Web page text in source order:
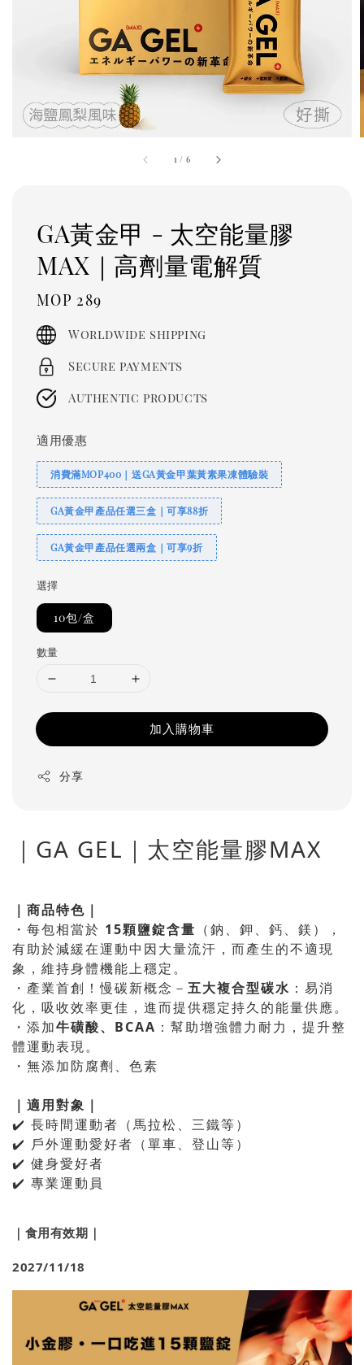
1 / 6
GA黃金甲 - 太空能量膠
MAX｜高劑量電解質
Regular
price
MOP 289
Worldwide shipping
Secure payments
Authentic products
適用優惠
消費滿MOP400｜送GA黃金甲葉黃素果凍體驗裝
GA黃金甲產品任選三盒｜可享88折
GA黃金甲產品任選兩盒｜可享9折
選擇
10包/盒
數量
加入購物車
分享
｜GA GEL｜太空能量膠MAX
｜商品特色｜
・每包相當於 15顆鹽錠含量 （鈉、鉀、鈣、鎂），
有助於減緩在運動中因大量流汗，而產生的不適現
象，維持身體機能上穩定。
・產業首創！慢碳新概念－ 五大複合型碳水 ：易消
化，吸收效率更佳，進而提供穩定持久的能量供應。
・添加牛磺酸、BCAA ：幫助增強體力耐力，提升整
體運動表現。
・無添加防腐劑、色素
｜適用對象｜
✔️ 長時間運動者（馬拉松、三鐵等）
✔️ 戶外運動愛好者（單車、登山等）
✔️ 健身愛好者
✔️ 專業運動員
｜食用有效期｜
2027/11/18